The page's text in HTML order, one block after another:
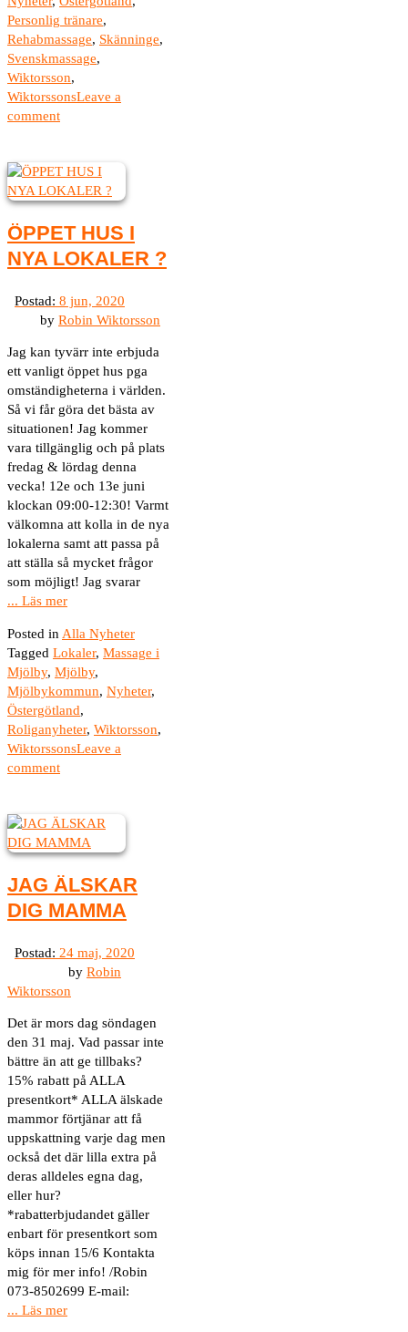
Personlig tränare,
Rehabmassage, Skänninge,
Svenskmassage,
Wiktorsson,
WiktorssonsLeave a
comment
ÖPPET HUS I
NYA LOKALER ?
by Robin Wiktorsson
Jag kan tyvärr inte erbjuda
ett vanligt öppet hus pga
omständigheterna i världen.
Så vi får göra det bästa av
situationen! Jag kommer
vara tillgänglig och på plats
fredag & lördag denna
vecka! 12e och 13e juni
klockan 09:00-12:30! Varmt
välkomna att kolla in de nya
lokalerna samt att passa på
att ställa så mycket frågor
som möjligt! Jag svarar
... Läs mer
Posted in Alla Nyheter
Tagged Lokaler, Massage i
Mjölby, Mjölby,
Mjölbykommun, Nyheter,
Östergötland,
Roliganyheter, Wiktorsson,
WiktorssonsLeave a
comment
JAG ÄLSKAR
DIG MAMMA
by Robin
Wiktorsson
Det är mors dag söndagen
den 31 maj. Vad passar inte
bättre än att ge tillbaks?
15% rabatt på ALLA
presentkort* ALLA älskade
mammor förtjänar att få
uppskattning varje dag men
också det där lilla extra på
deras alldeles egna dag,
eller hur?
*rabatterbjudandet gäller
enbart för presentkort som
köps innan 15/6 Kontakta
mig för mer info! /Robin
073-8502699 E-mail:
... Läs mer